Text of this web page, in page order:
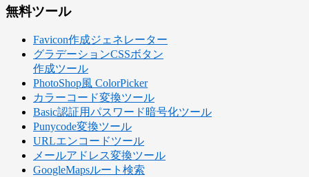
無料ツール
Favicon作成ジェネレーター
グラデーションCSSボタン
作成ツール
PhotoShop風 ColorPicker
カラーコード変換ツール
Basic認証用パスワード暗号化ツール
Punycode変換ツール
URLエンコードツール
メールアドレス変換ツール
GoogleMapsルート検索